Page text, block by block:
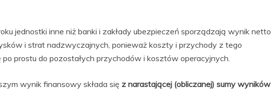
jednostki inne niż banki i zakłady ubezpieczeń sporządzają wynik netto
i strat nadzwyczajnych, ponieważ koszty i przychody z tego
po prostu do pozostałych przychodów i kosztów operacyjnych.
wynik finansowy składa się z narastającej (obliczanej) sumy wyników